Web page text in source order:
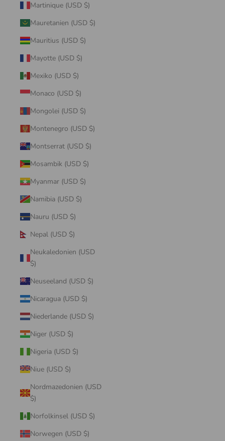
Martinique (USD $)
Mauretanien (USD $)
Mauritius (USD $)
Mayotte (USD $)
Mexiko (USD $)
Monaco (USD $)
Mongolei (USD $)
Montenegro (USD $)
Montserrat (USD $)
Mosambik (USD $)
Myanmar (USD $)
Namibia (USD $)
Nauru (USD $)
Nepal (USD $)
Neukaledonien (USD
$)
Neuseeland (USD $)
Nicaragua (USD $)
Niederlande (USD $)
Niger (USD $)
Nigeria (USD $)
Niue (USD $)
Nordmazedonien (USD
$)
Norfolkinsel (USD $)
Norwegen (USD $)